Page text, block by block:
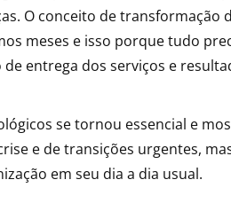
O conceito de transformação
meses e isso porque tudo
entrega dos serviços e
se tornou essencial e
e de transições urgentes,
em seu dia a dia usual.